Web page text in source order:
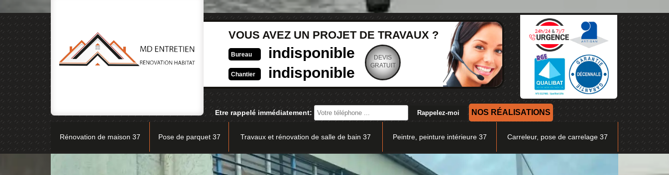
VOUS AVEZ UN PROJET DE TRAVAUX ?
Bureau indisponible
Chantier indisponible
DEVIS
GRATUIT
Etre rappelé immédiatement: NOS RÉALISATIONS
Rénovation de maison 37 Pose de parquet 37 Travaux et rénovation de salle de bain 37 Peintre, peinture intérieure 37 Carreleur, pose de carrelage 37